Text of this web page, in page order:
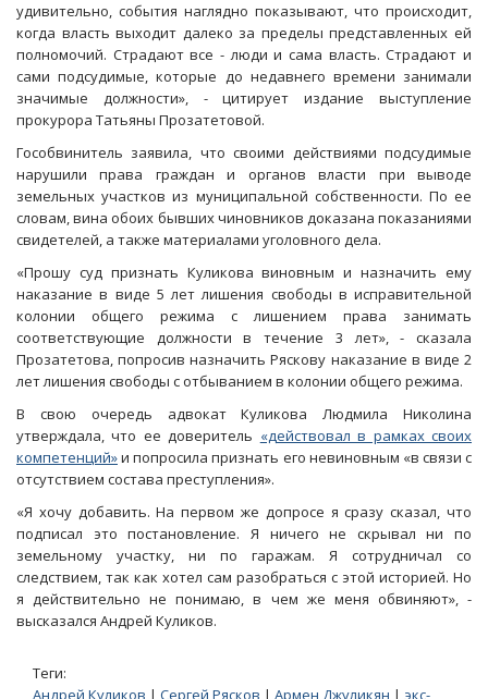
удивительно, события наглядно показывают, что происходит,
когда власть выходит далеко за пределы представленных ей
полномочий. Страдают все - люди и сама власть. Страдают и
сами подсудимые, которые до недавнего времени занимали
значимые должности», - цитирует издание выступление
прокурора Татьяны Прозатетовой.
Гособвинитель заявила, что своими действиями подсудимые
нарушили права граждан и органов власти при выводе
земельных участков из муниципальной собственности. По ее
словам, вина обоих бывших чиновников доказана показаниями
свидетелей, а также материалами уголовного дела.
«Прошу суд признать Куликова виновным и назначить ему
наказание в виде 5 лет лишения свободы в исправительной
колонии общего режима с лишением права занимать
соответствующие должности в течение 3 лет», - сказала
Прозатетова, попросив назначить Ряскову наказание в виде 2
лет лишения свободы с отбыванием в колонии общего режима.
В свою очередь адвокат Куликова Людмила Николина
утверждала, что ее доверитель «действовал в рамках своих
компетенций»и попросила признать его невиновным «в связи с
отсутствием состава преступления».
«Я хочу добавить. На первом же допросе я сразу сказал, что
подписал это постановление. Я ничего не скрывал ни по
земельному участку, ни по гаражам. Я сотрудничал со
следствием, так как хотел сам разобраться с этой историей. Но
я действительно не понимаю, в чем же меня обвиняют», -
высказался Андрей Куликов.
Теги:
Андрей Куликов | Сергей Рясков | Армен Джуликян | экс-